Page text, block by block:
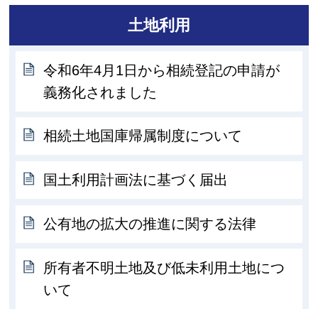
土地利用
令和6年4月1日から相続登記の申請が
義務化されました
相続土地国庫帰属制度について
国土利用計画法に基づく届出
公有地の拡大の推進に関する法律
所有者不明土地及び低未利用土地につ
いて